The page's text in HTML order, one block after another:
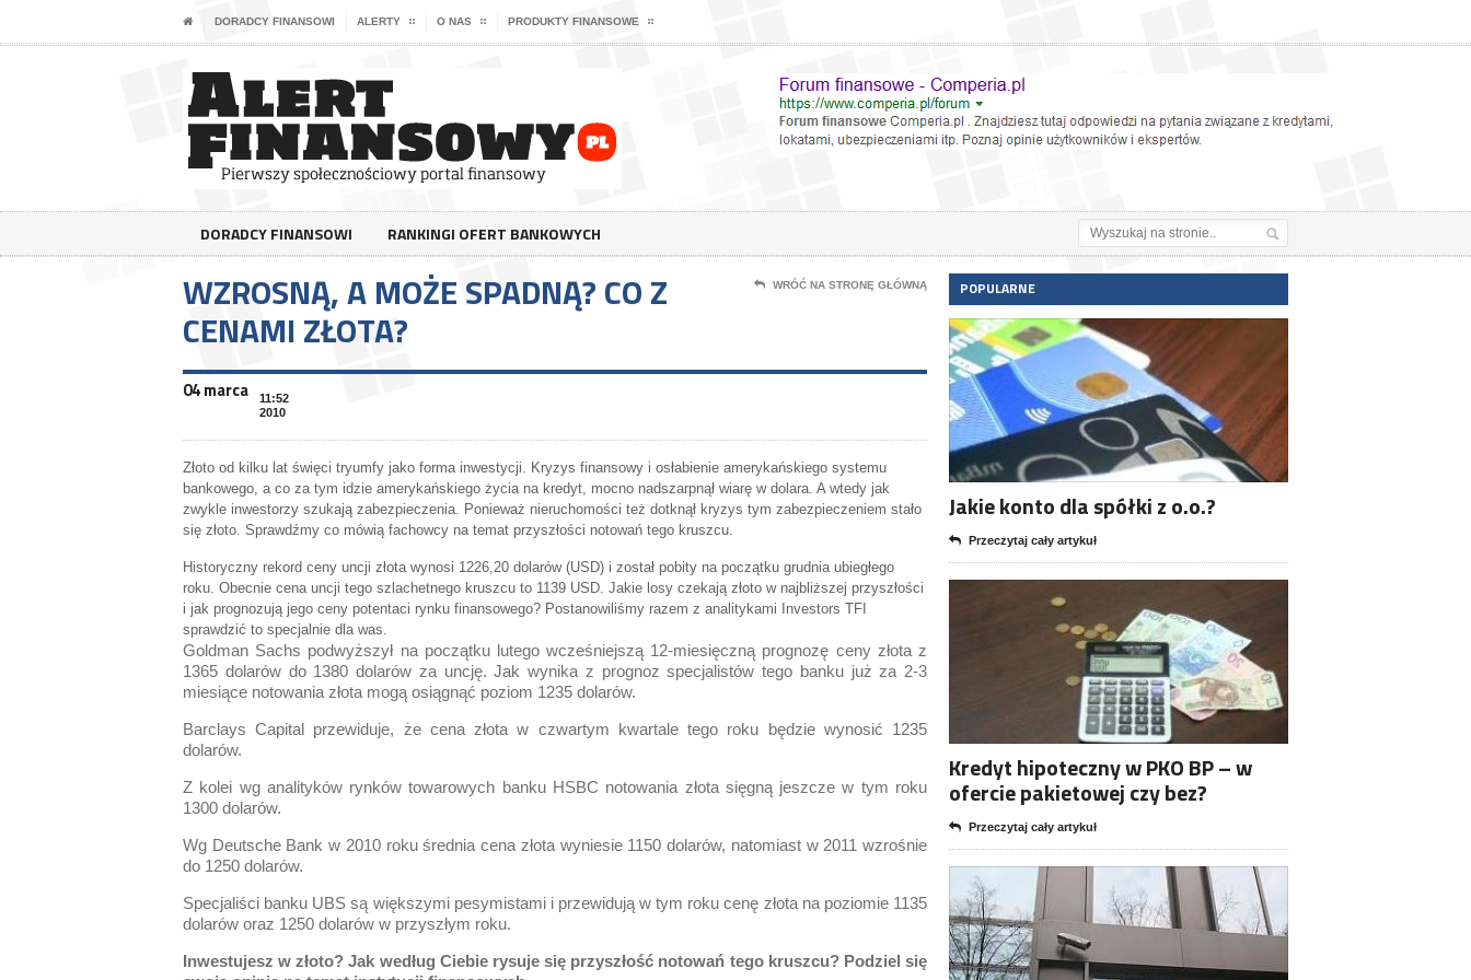
DORADCY FINANSOWI ALERTY O NAS PRODUKTY FINANSOWE
DORADCY FINANSOWI RANKINGI OFERT BANKOWYCH
WZROSNĄ, A MOŻE SPADNĄ? CO Z
CENAMI ZŁOTA?
WRÓĆ NA STRONĘ GŁÓWNĄ
04 marca
11:52
2010
Złoto od kilku lat święci tryumfy jako forma inwestycji. Kryzys finansowy i osłabienie amerykańskiego systemu
bankowego, a co za tym idzie amerykańskiego życia na kredyt, mocno nadszarpnął wiarę w dolara. A wtedy jak
zwykle inwestorzy szukają zabezpieczenia. Ponieważ nieruchomości też dotknął kryzys tym zabezpieczeniem stało
się złoto. Sprawdźmy co mówią fachowcy na temat przyszłości notowań tego kruszcu.
Historyczny rekord ceny uncji złota wynosi 1226,20 dolarów (USD) i został pobity na początku grudnia ubiegłego
roku. Obecnie cena uncji tego szlachetnego kruszcu to 1139 USD. Jakie losy czekają złoto w najbliższej przyszłości
i jak prognozują jego ceny potentaci rynku finansowego? Postanowiliśmy razem z analitykami Investors TFI
sprawdzić to specjalnie dla was.
Goldman Sachs podwyższył na początku lutego wcześniejszą 12-miesięczną prognozę ceny złota z
1365 dolarów do 1380 dolarów za uncję. Jak wynika z prognoz specjalistów tego banku już za 2-3
miesiące notowania złota mogą osiągnąć poziom 1235 dolarów.
Barclays Capital przewiduje, że cena złota w czwartym kwartale tego roku będzie wynosić 1235
dolarów.
Z kolei wg analityków rynków towarowych banku HSBC notowania złota sięgną jeszcze w tym roku
1300 dolarów.
Wg Deutsche Bank w 2010 roku średnia cena złota wyniesie 1150 dolarów, natomiast w 2011 wzrośnie
do 1250 dolarów.
Specjaliści banku UBS są większymi pesymistami i przewidują w tym roku cenę złota na poziomie 1135
dolarów oraz 1250 dolarów w przyszłym roku.
Inwestujesz w złoto? Jak według Ciebie rysuje się przyszłość notowań tego kruszcu? Podziel się
POPULARNE
Jakie konto dla spółki z o.o.?
Przeczytaj cały artykuł
Kredyt hipoteczny w PKO BP – w
ofercie pakietowej czy bez?
Przeczytaj cały artykuł